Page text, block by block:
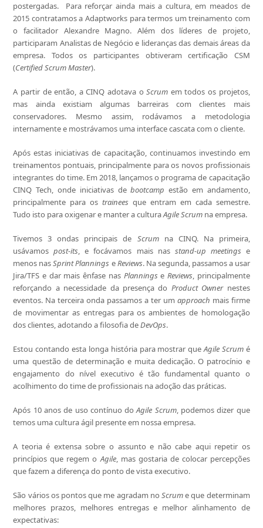
postergadas. Para reforçar ainda mais a cultura, em meados de
2015 contratamos a Adaptworks para termos um treinamento com
o facilitador Alexandre Magno. Além dos líderes de projeto,
participaram Analistas de Negócio e lideranças das demais áreas da
empresa. Todos os participantes obtiveram certificação CSM
(Certified Scrum Master).
A partir de então, a CINQ adotava oScrum em todos os projetos,
mas ainda existiam algumas barreiras com clientes mais
conservadores. Mesmo assim, rodávamos a metodologia
internamente e mostrávamos uma interface cascata com o cliente.
Após estas iniciativas de capacitação, continuamos investindo em
treinamentos pontuais, principalmente para os novos profissionais
integrantes do time. Em 2018, lançamos o programa de capacitação
CINQ Tech, onde iniciativas debootcamp estão em andamento,
principalmente para ostraineesque entram em cada semestre.
Tudo isto para oxigenar e manter a culturaAgile Scrum na empresa.
Tivemos 3 ondas principais de Scrum na CINQ. Na primeira,
usávamospost-its, e focávamos mais nas stand-up meetingse
menos nasSprint Plannings eReviews. Na segunda, passamos a usar
Jira/TFS e dar mais ênfase nas Planningse Reviews, principalmente
reforçando a necessidade da presença do Product Ownernestes
eventos. Na terceira onda passamos a ter um approach mais firme
de movimentar as entregas para os ambientes de homologação
dos clientes, adotando a filosofia deDevOps.
Estou contando esta longa história para mostrar queAgile Scrumé
uma questão de determinação e muita dedicação. O patrocínio e
engajamento do nível executivo é tão fundamental quanto o
acolhimento do time de profissionais na adoção das práticas.
Após 10 anos de uso contínuo doAgile Scrum, podemos dizer que
temos uma cultura ágil presente em nossa empresa.
A teoria é extensa sobre o assunto e não cabe aqui repetir os
princípios que regem oAgile, mas gostaria de colocar percepções
que fazem a diferença do ponto de vista executivo.
São vários os pontos que me agradam no Scrume que determinam
melhores prazos, melhores entregas e melhor alinhamento de
expectativas: